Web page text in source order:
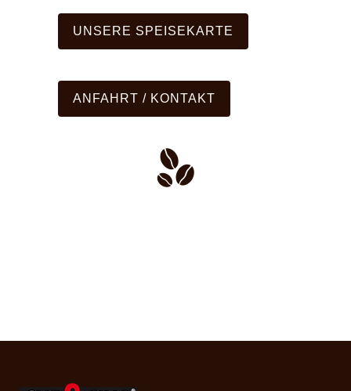
UNSERE SPEISEKARTE
ANFAHRT / KONTAKT